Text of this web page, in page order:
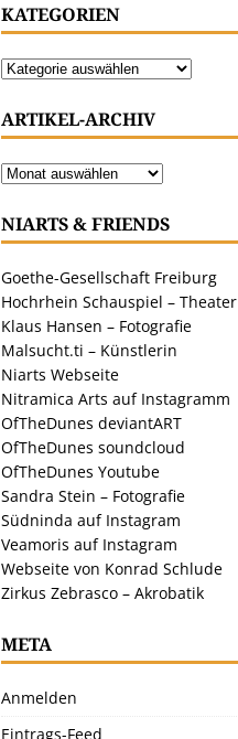
KATEGORIEN
ARTIKEL-ARCHIV
NIARTS & FRIENDS
Goethe-Gesellschaft Freiburg
Hochrhein Schauspiel – Theater
Klaus Hansen – Fotografie
Malsucht.ti – Künstlerin
Niarts Webseite
Nitramica Arts auf Instagramm
OfTheDunes deviantART
OfTheDunes soundcloud
OfTheDunes Youtube
Sandra Stein – Fotografie
Südninda auf Instagram
Veamoris auf Instagram
Webseite von Konrad Schlude
Zirkus Zebrasco – Akrobatik
META
Anmelden
Eintrags-Feed